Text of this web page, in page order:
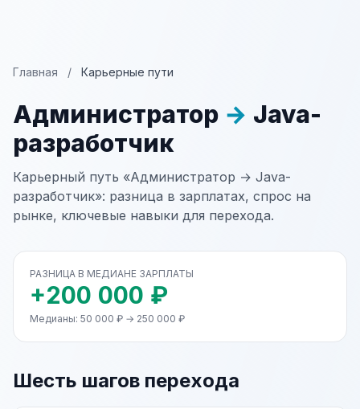
Главная / Карьерные пути
Администратор → Java-
разработчик
Карьерный путь «Администратор → Java-
разработчик»: разница в зарплатах, спрос на
рынке, ключевые навыки для перехода.
РАЗНИЦА В МЕДИАНЕ ЗАРПЛАТЫ
+200 000 ₽
Медианы: 50 000 ₽ → 250 000 ₽
Шесть шагов перехода